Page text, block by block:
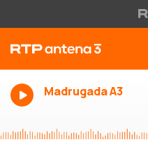
Madrugada A3